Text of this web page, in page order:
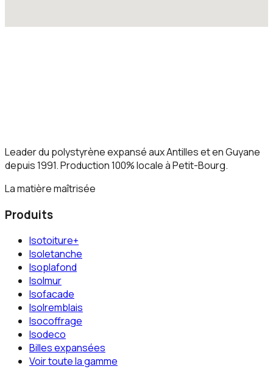
Leader du polystyrène expansé aux Antilles et en Guyane
depuis 1991. Production 100% locale à Petit-Bourg.
La matière maîtrisée
Produits
Isotoiture+
Isoletanche
Isoplafond
Isolmur
Isofacade
Isolremblais
Isocoffrage
Isodeco
Billes expansées
Voir toute la gamme